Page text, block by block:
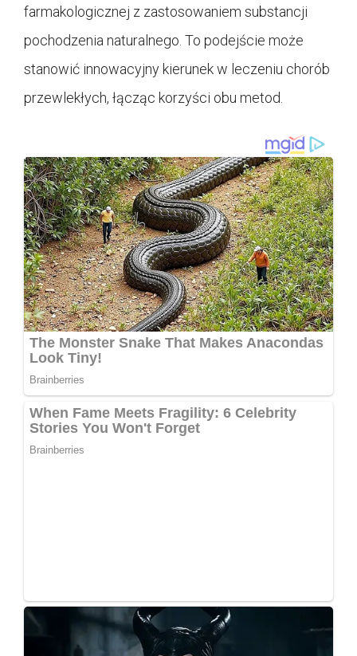
farmakologicznej z zastosowaniem substancji
pochodzenia naturalnego. To podejście może
stanowić innowacyjny kierunek w leczeniu chorób
przewlekłych, łącząc korzyści obu metod.